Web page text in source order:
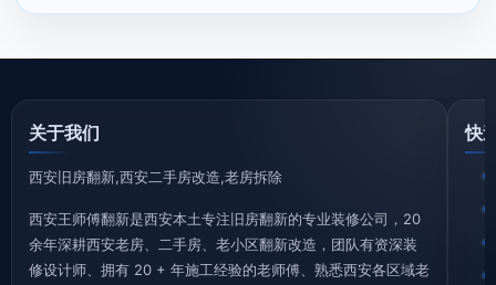
关于我们
西安旧房翻新,西安二手房改造,老房拆除
西安王师傅翻新是西安本土专注旧房翻新的专业装修公司，20
余年深耕西安老房、二手房、老小区翻新改造，团队有资深装
修设计师、拥有 20 + 年施工经验的老师傅、熟悉西安各区域老
快